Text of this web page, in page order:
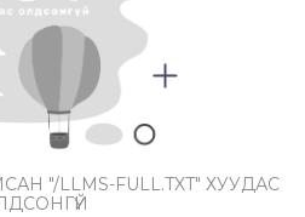
"/LLMS-FULL.TXT" ХУУДАС